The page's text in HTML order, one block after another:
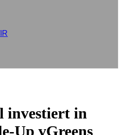
investiert in
Up vGreens